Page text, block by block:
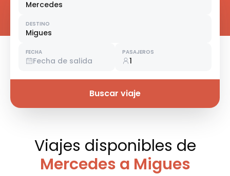
Mercedes
DESTINO
Migues
FECHA
Fecha de salida
PASAJEROS
1
Buscar viaje
Viajes disponibles de
Mercedes a Migues